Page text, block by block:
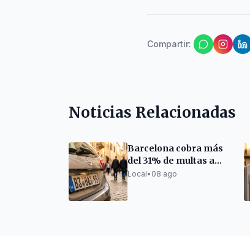
Compartir:
Noticias Relacionadas
Barcelona cobra más
del 31% de multas a
conductores
Local• 08 ago